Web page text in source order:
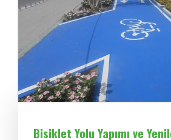
Bisiklet Yolu Yapımı ve